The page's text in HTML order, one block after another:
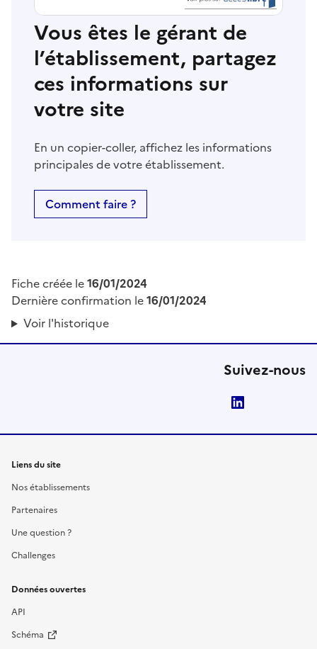
Vous êtes le gérant de
l’établissement, partagez
ces informations sur
votre site
En un copier-coller, affichez les informations
principales de votre établissement.
Comment faire ?
Fiche créée le16/01/2024
Dernière confirmation le16/01/2024
Voir l'historique
Suivez-nous
Liens du site
Nos établissements
Partenaires
Une question ?
Challenges
Données ouvertes
API
Schéma